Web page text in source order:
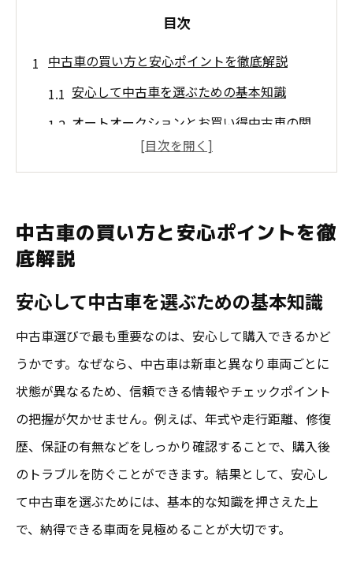
目次
中古車の買い方と安心ポイントを徹底解説
安心して中古車を選ぶための基本知識
オートオークションとお買い得中古車の関
お買い得中古車を見極める安心ポイント
次に知っておきたい中古車選びの実践術
お買い得な中古車を選ぶための実践的なコツ
お買い得中古車を見抜くための安心チェッ
ク法
年式や走行距離で選ぶ安心中古車のポイン
ト
口コミも活用！失敗しないお買い得中古車
選び
オートオークションでお買い得車を探す方
法
中古車の買い方と安心ポイントを徹
底解説
安心して中古車を選ぶための基本知識
中古車選びで最も重要なのは、安心して購入できるかど
うかです。なぜなら、中古車は新車と異なり車両ごとに
状態が異なるため、信頼できる情報やチェックポイント
の把握が欠かせません。例えば、年式や走行距離、修復
歴、保証の有無などをしっかり確認することで、購入後
のトラブルを防ぐことができます。結果として、安心し
て中古車を選ぶためには、基本的な知識を押さえた上
で、納得できる車両を見極めることが大切です。